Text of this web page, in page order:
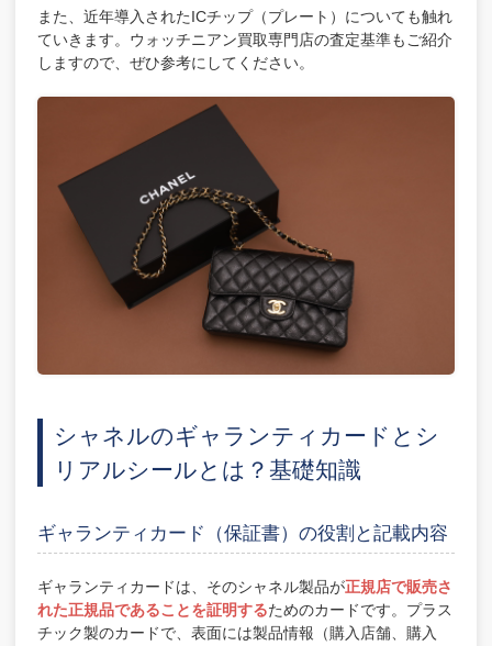
また、近年導入されたICチップ（プレート）についても触れ
ていきます。ウォッチニアン買取専門店の査定基準もご紹介
しますので、ぜひ参考にしてください。
シャネルのギャランティカードとシ
リアルシールとは？基礎知識
ギャランティカード（保証書）の役割と記載内容
ギャランティカードは、そのシャネル製品が正規店で販売さ
れた正規品であることを証明するためのカードです。プラス
チック製のカードで、表面には製品情報（購入店舗、購入